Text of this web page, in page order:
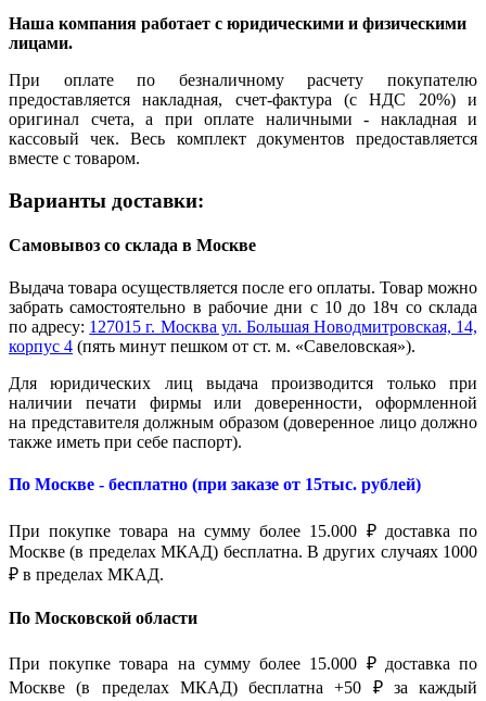
Наша компания работает с юридическими и физическими
лицами.
При оплате по безналичному расчету покупателю
предоставляется накладная, счет-фактура (с НДС 20%) и
оригинал счета, а при оплате наличными - накладная и
кассовый чек. Весь комплект документов предоставляется
вместе с товаром.
Варианты доставки:
Самовывоз со склада в Москве
Выдача товара осуществляется после его оплаты. Товар можно
забрать самостоятельно в рабочие дни с 10 до 18ч со склада
по адресу: 127015 г. Москва ул. Большая Новодмитровская, 14,
корпус 4 (пять минут пешком от ст. м. «Савеловская»).
Для юридических лиц выдача производится только при
наличии печати фирмы или доверенности, оформленной
на представителя должным образом (доверенное лицо должно
также иметь при себе паспорт).
По Москве - бесплатно (при заказе от 15тыс. рублей)
При покупке товара на сумму более 15.000 ₽ доставка по
Москве (в пределах МКАД) бесплатна. В других случаях 1000
₽ в пределах МКАД.
По Московской области
При покупке товара на сумму более 15.000 ₽ доставка по
Москве (в пределах МКАД) бесплатна +50 ₽ за каждый